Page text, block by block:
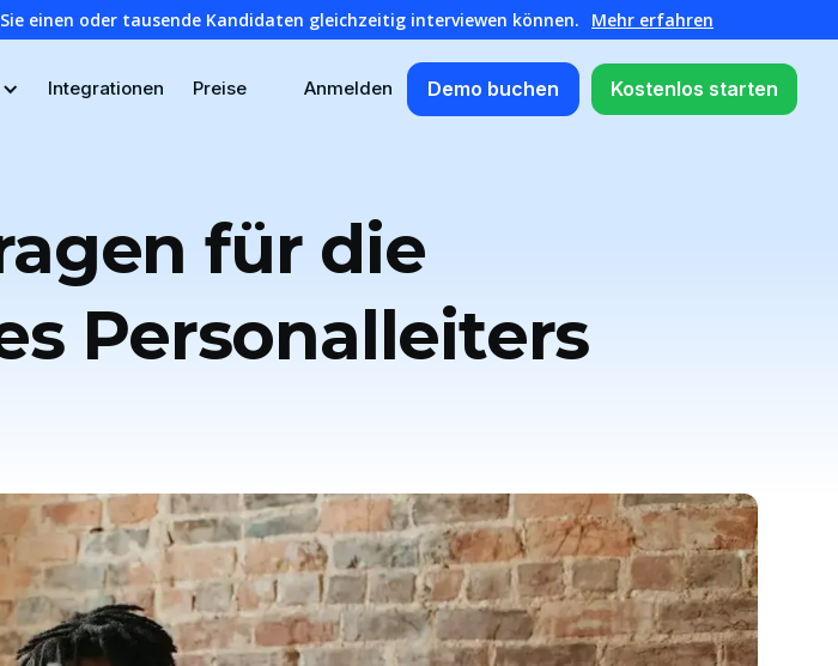
einen oder tausende Kandidaten gleichzeitig interviewen können. Mehr erfahren
Integrationen Preise Anmelden Demo buchen Kostenlos starten
für die
Personalleiters